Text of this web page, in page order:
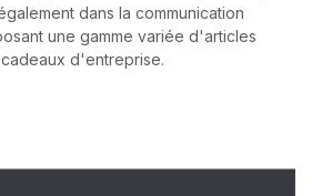
dans la communication
une gamme variée d'articles
d'entreprise.